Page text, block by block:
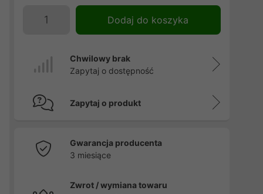
Dodaj do koszyka
Chwilowy brak
Zapytaj o dostępność
Zapytaj o produkt
Gwarancja producenta
3 miesiące
Zwrot / wymiana towaru